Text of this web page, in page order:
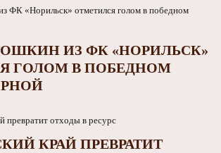
ИЗ ФК «НОРИЛЬСК»
ГОЛОМ В ПОБЕДНОМ
КРАЙ ПРЕВРАТИТ